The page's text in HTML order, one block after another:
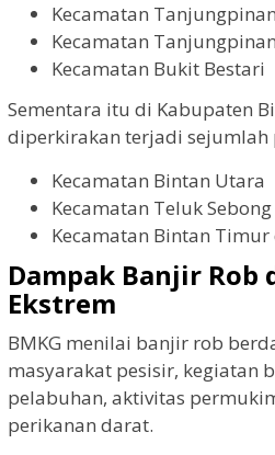
Kecamatan
Kecamatan
Kecamatan Bukit Bestari
Sementara itu di Kabupaten
diperkirakan terjadi sejumlah
Kecamatan Bintan Utara
Kecamatan Teluk Sebong
Kecamatan Bintan
Dampak Banjir Rob
Ekstrem
BMKG menilai banjir rob
masyarakat pesisir, kegiatan
pelabuhan, aktivitas
perikanan darat.